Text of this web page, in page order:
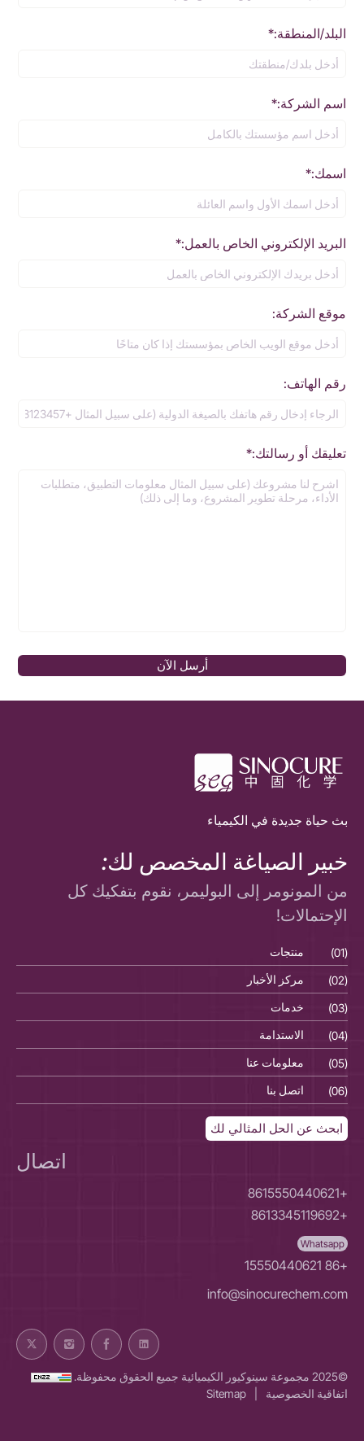
البلد/المنطقة:*
اسم الشركة:*
اسمك:*
البريد الإلكتروني الخاص بالعمل:*
موقع الشركة:
رقم الهاتف:
تعليقك أو رسالتك:*
أرسل الآن
بث حياة جديدة في الكيمياء
خبير الصياغة المخصص لك:
من المونومر إلى البوليمر، نقوم بتفكيك كل
الإحتمالات!
(01) منتجات
(02)
مركز الأخبار
(03)
خدمات
(04)
الاستدامة
(05)
معلومات عنا
(06)
اتصل بنا
ابحث عن الحل المثالي لك
اتصال
+8615550440621
+8613345119692
Whatsapp
+86 15550440621
info@sinocurechem.com
©2025 مجموعة سينوكيور الكيميائية جميع الحقوق محفوظة.
اتفاقية الخصوصية
Sitemap